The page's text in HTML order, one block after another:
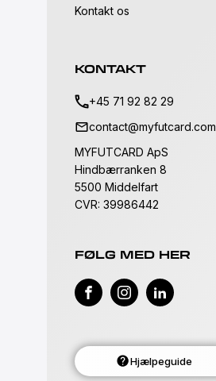
Kontakt os
KONTAKT
+45 71 92 82 29
contact@myfutcard.com
MYFUTCARD ApS
Hindbærranken 8
5500 Middelfart
CVR: 39986442
FØLG MED HER
Hjælpeguide